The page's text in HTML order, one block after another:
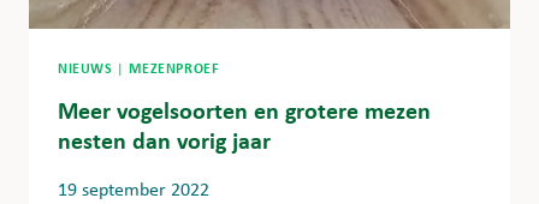
NIEUWS |MEZENPROEF
Meer vogelsoorten en grotere mezen
nesten dan vorig jaar
19 september 2022